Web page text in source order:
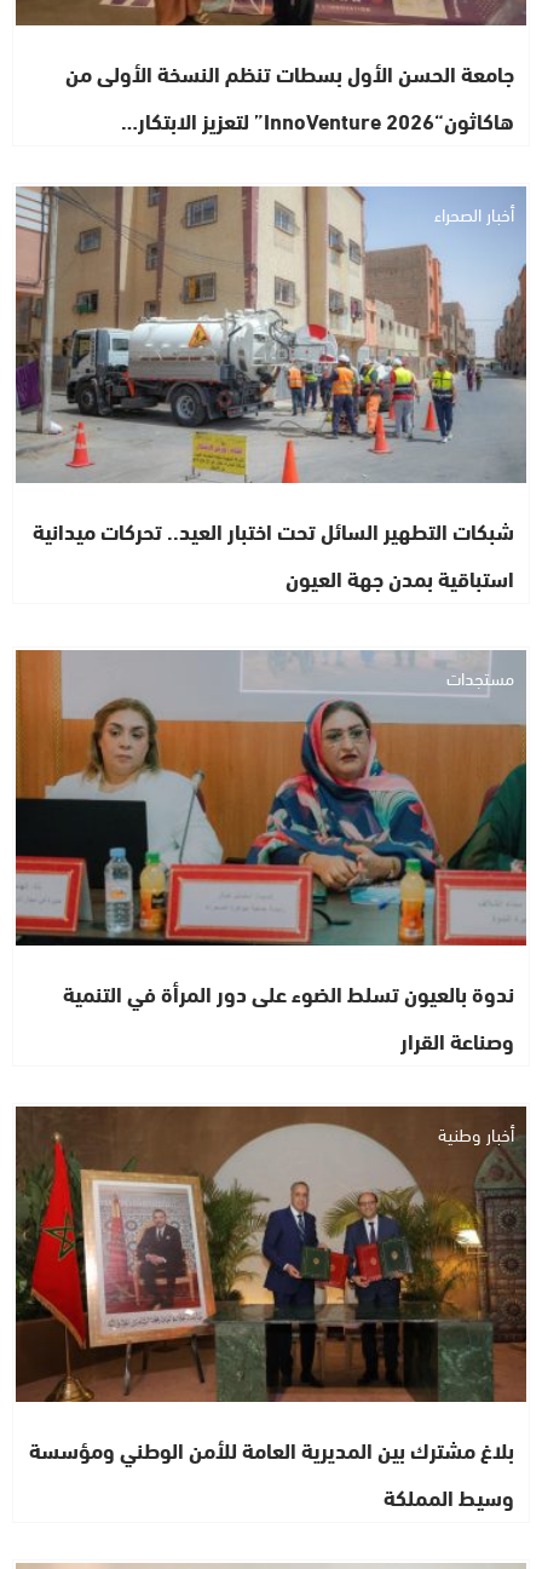
جامعة الحسن الأول بسطات تنظم النسخة الأولى من
هاكاثون“InnoVenture 2026” لتعزيز الابتكار…
أخبار الصحراء
شبكات التطهير السائل تحت اختبار العيد.. تحركات ميدانية
استباقية بمدن جهة العيون
مستجدات
ندوة بالعيون تسلط الضوء على دور المرأة في التنمية
وصناعة القرار
أخبار وطنية
بلاغ مشترك بين المديرية العامة للأمن الوطني ومؤسسة
وسيط المملكة